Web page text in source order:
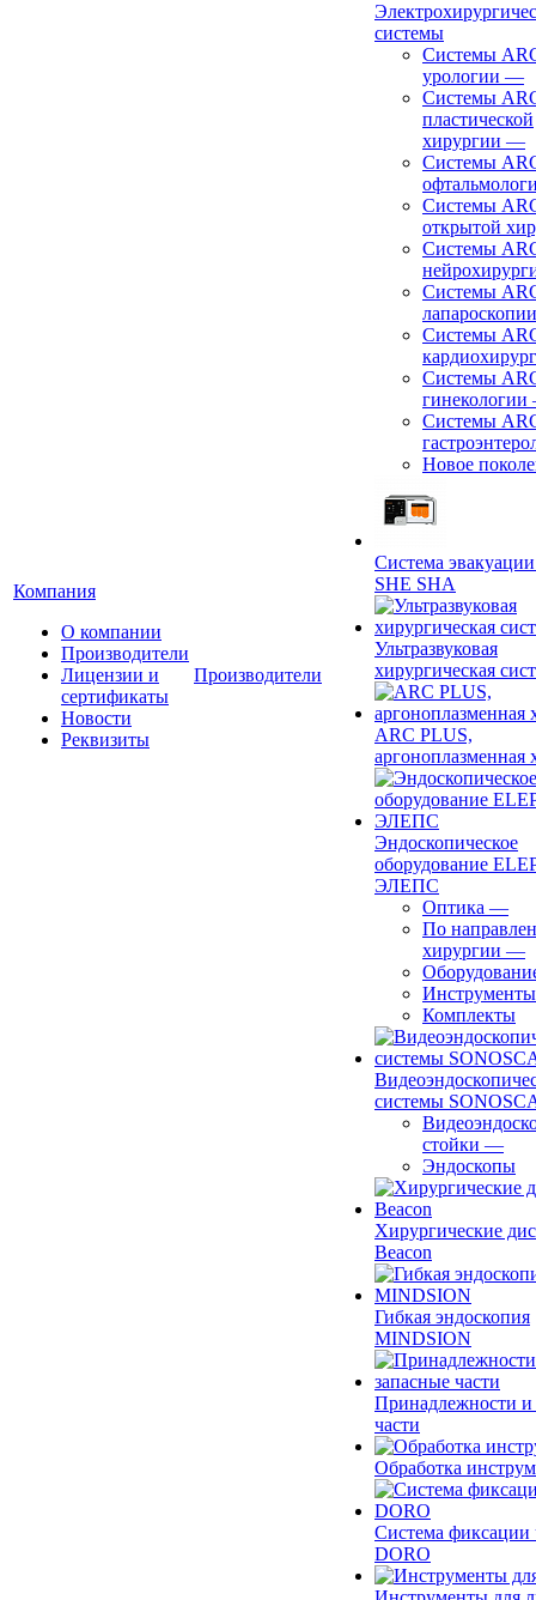
Компания
О компании
Производители
Лицензии и
сертификаты
Новости
Реквизиты
Производители
системы
Системы
урологии —
Системы
пластической
хирургии —
Системы
Системы
открытой
Системы
Системы
лапароскопии
Системы
Системы
гинекологии
Системы
Новое
Система
SHE SHA
Ультразвуковая
хирургическая
ARC PLUS,
аргоноплазменная
Эндоскопическое
оборудование
ЭЛЕПС
Оптика —
По
хирургии —
Инструменты
Комплекты
системы
стойки —
Эндоскопы
Хирургические
Beacon
Гибкая эндоскопия
MINDSION
Принадлежности и
части
Обработка
Система фиксации
DORO